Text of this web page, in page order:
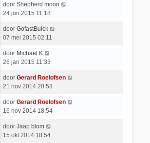
door Shepherd moon
24 jun 2015 11:18
door GofastBuick
07 mei 2015 02:11
door Michael.K
26 jan 2015 11:33
door Gerard Roelofsen
21 nov 2014 20:53
door Gerard Roelofsen
16 nov 2014 18:54
door Jaap blom
15 okt 2014 18:54